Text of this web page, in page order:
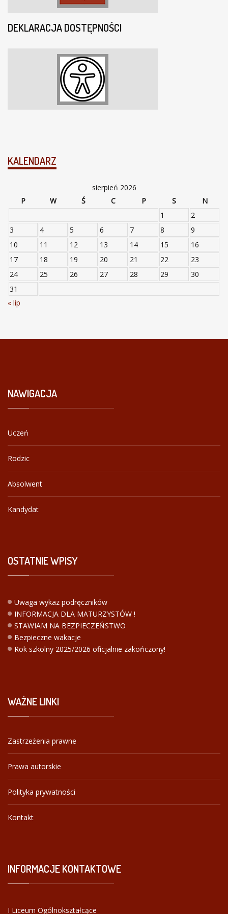
DEKLARACJA DOSTĘPNOŚCI
KALENDARZ
sierpień 2026
P
W Ś C P S
N
1
2
3
4 5 6 7 8
9
10
11 12 13 14 15
16
17
18 19 20 21 22
23
24
25 26 27 28 29
30
31
« lip
NAWIGACJA
Uczeń
Rodzic
Absolwent
Kandydat
OSTATNIEWPISY
Uwaga wykaz podręczników
INFORMACJA DLA MATURZYSTÓW !
STAWIAM NA BEZPIECZEŃSTWO
Bezpieczne wakacje
Rok szkolny 2025/2026 oficjalnie zakończony!
WAŻNELINKI
Zastrzeżenia prawne
Prawa autorskie
Polityka prywatności
Kontakt
INFORMACJEKONTAKTOWE
I Liceum Ogólnokształcące